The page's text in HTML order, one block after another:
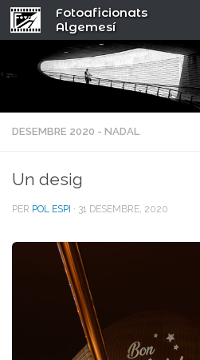
Fotoaficionats
Algemesí
DESEMBRE 2020 - NADAL
Un desig
PER POL ESPI · 31 DESEMBRE, 2020